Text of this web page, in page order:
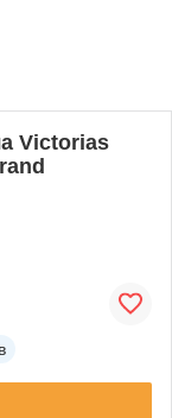
Victorias